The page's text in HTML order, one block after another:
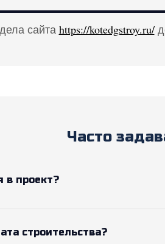
сайта https://kotedgstroy.ru/
Часто
в проект?
строительства?